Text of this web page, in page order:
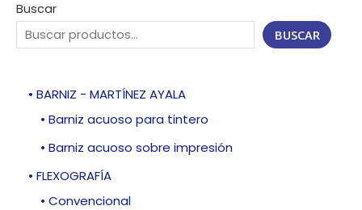
Buscar
BUSCAR
• BARNIZ - MARTÍNEZ AYALA
• Barniz acuoso para tintero
• Barniz acuoso sobre impresión
• FLEXOGRAFÍA
• Convencional